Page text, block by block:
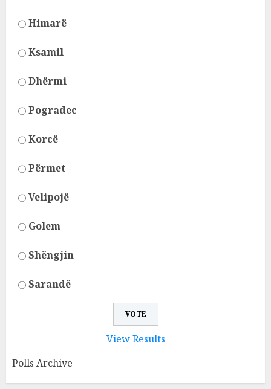
Himarë
Ksamil
Dhërmi
Pogradec
Korcë
Përmet
Velipojë
Golem
Shëngjin
Sarandë
View Results
Polls Archive